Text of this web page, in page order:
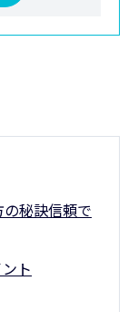
秘訣信頼で
ト
法